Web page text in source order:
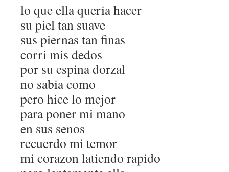
lo que ella queria hacer
su piel tan suave
sus piernas tan finas
corri mis dedos
por su espina dorzal
no sabia como
pero hice lo mejor
para poner mi mano
en sus senos
recuerdo mi temor
mi corazon latiendo rapido